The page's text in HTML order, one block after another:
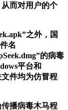
而对用户的个
之外，国
名
的病毒
平台和
件均为仿冒程
播病毒木马程